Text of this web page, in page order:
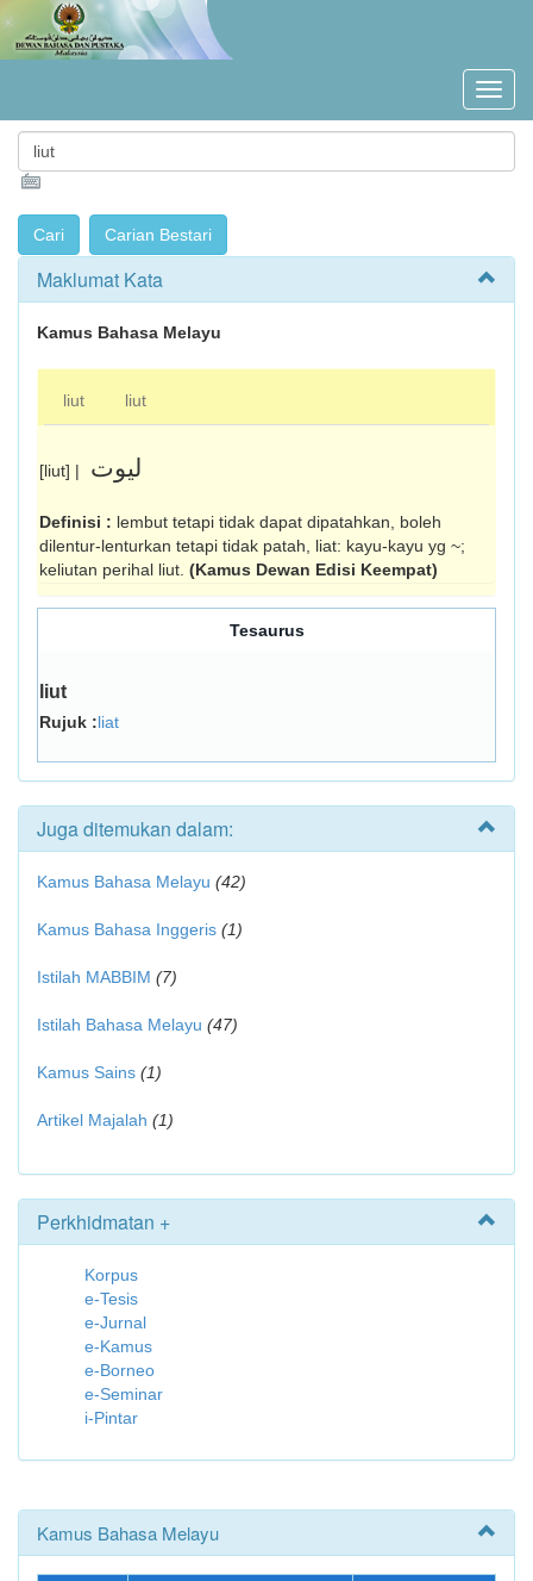
Maklumat Kata
Kamus Bahasa Melayu
liut liut
[liut] | ليوت
Definisi : lembut tetapi tidak dapat dipatahkan, boleh
dilentur-lenturkan tetapi tidak patah, liat: kayu-kayu yg ~;
keliutan perihal liut. (Kamus Dewan Edisi Keempat)
Tesaurus
liut
Rujuk :liat
Juga ditemukan dalam:
Kamus Bahasa Melayu (42)
Kamus Bahasa Inggeris (1)
Istilah MABBIM (7)
Istilah Bahasa Melayu (47)
Kamus Sains (1)
Artikel Majalah (1)
Perkhidmatan +
Korpus
e-Tesis
e-Jurnal
e-Kamus
e-Borneo
e-Seminar
i-Pintar
Kamus Bahasa Melayu